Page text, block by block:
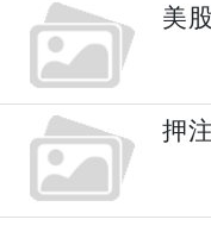
美
押